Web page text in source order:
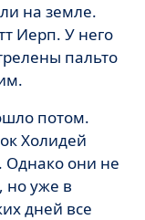
на земле.
Иерп. У него
пальто
потом.
Холидей
Однако они не
но уже в
дней все